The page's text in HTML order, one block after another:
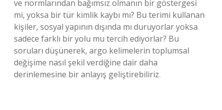
ve normlarından bağımsız olmanın bir göstergesi
mi, yoksa bir tür kimlik kaybı mı? Bu terimi kullanan
kişiler, sosyal yapının dışında mı duruyorlar yoksa
sadece farklı bir yolu mu tercih ediyorlar? Bu
soruları düşünerek, argo kelimelerin toplumsal
değişime nasıl şekil verdiğine dair daha
derinlemesine bir anlayış geliştirebiliriz.